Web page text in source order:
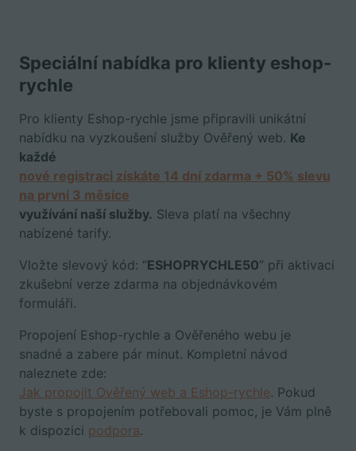
Speciální nabídka pro klienty eshop-
rychle
Pro klienty Eshop-rychle jsme připravili unikátní
nabídku na vyzkoušení služby Ověřený web. Ke
každé
nové registraci získáte 14 dní zdarma + 50% slevu
na první 3 měsíce
využívání naší služby. Sleva platí na všechny
nabízené tarify.
Vložte slevový kód: “ESHOPRYCHLE50” při aktivaci
zkušební verze zdarma na objednávkovém
formuláři.
Propojení Eshop-rychle a Ověřeného webu je
snadné a zabere pár minut. Kompletní návod
naleznete zde:
Jak propojit Ověřený web a Eshop-rychle. Pokud
byste s propojením potřebovali pomoc, je Vám plně
k dispozici podpora.